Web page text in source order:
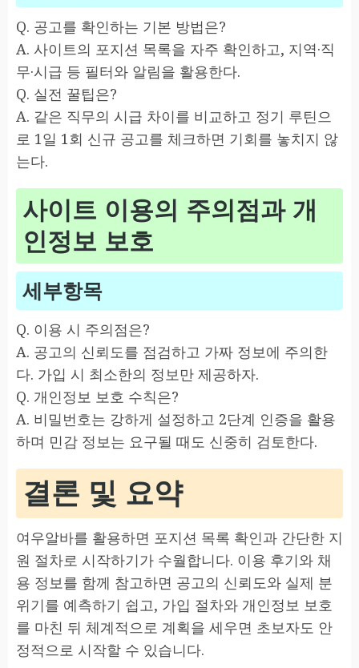
Q. 공고를 확인하는 기본 방법은?
A. 사이트의 포지션 목록을 자주 확인하고, 지역·직
무·시급 등 필터와 알림을 활용한다.
Q. 실전 꿀팁은?
A. 같은 직무의 시급 차이를 비교하고 정기 루틴으
로 1일 1회 신규 공고를 체크하면 기회를 놓치지 않
는다.
사이트 이용의 주의점과 개
인정보 보호
세부항목
Q. 이용 시 주의점은?
A. 공고의 신뢰도를 점검하고 가짜 정보에 주의한
다. 가입 시 최소한의 정보만 제공하자.
Q. 개인정보 보호 수칙은?
A. 비밀번호는 강하게 설정하고 2단계 인증을 활용
하며 민감 정보는 요구될 때도 신중히 검토한다.
결론 및 요약
여우알바를 활용하면 포지션 목록 확인과 간단한 지
원 절차로 시작하기가 수월합니다. 이용 후기와 채
용 정보를 함께 참고하면 공고의 신뢰도와 실제 분
위기를 예측하기 쉽고, 가입 절차와 개인정보 보호
를 마친 뒤 체계적으로 계획을 세우면 초보자도 안
정적으로 시작할 수 있습니다.